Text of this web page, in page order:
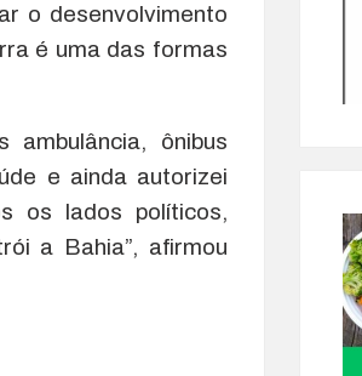
o desenvolvimento
é uma das formas
ambulância, ônibus
e ainda autorizei
os lados políticos,
a Bahia”, afirmou